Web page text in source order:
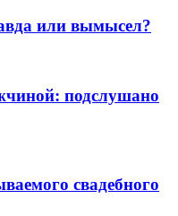
или вымысел?
подслушано
свадебного